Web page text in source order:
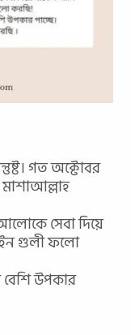
গত অক্টোবর
সেবা দিয়ে
গুলী ফলো
বেশি উপকার